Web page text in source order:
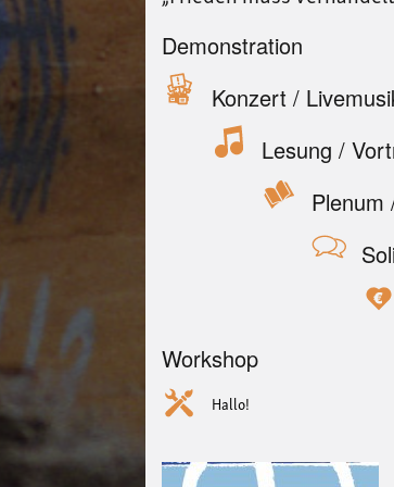
Demonstration
Konzert /
Lesung /
Plenum
Workshop
Hallo!